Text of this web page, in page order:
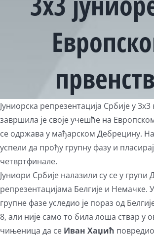
View
Larger
Image
Јуниорска репрезентација Србије у
завршила је своје учешће на
се одржава у мађарском Дебрецину.
успели да прођу групну фазу и
четвртфинале.
Јуниори Србије налазили су се у групи
репрезентацијама Белгије и Немачке.
групне фазе уследио је пораз од
8, али није само то била лоша ствар у
чињеница да се Иван Хаџић